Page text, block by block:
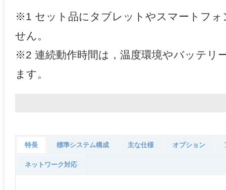
※1 セット品にタブレットやスマートフォ
せん。
※2 連続動作時間は，温度環境やバッテリ
ます。
特長 標準システム構成 主な仕様 オプション
ネットワーク対応